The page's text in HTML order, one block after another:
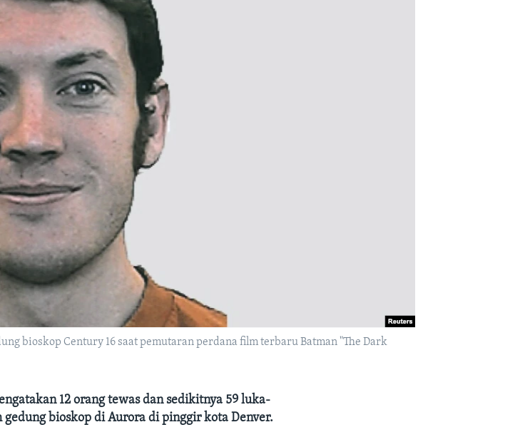
bioskop Century 16 saat pemutaran perdana film terbaru Batman "The Dark
12 orang tewas dan sedikitnya 59 luka-
bioskop di Aurora di pinggir kota Denver.